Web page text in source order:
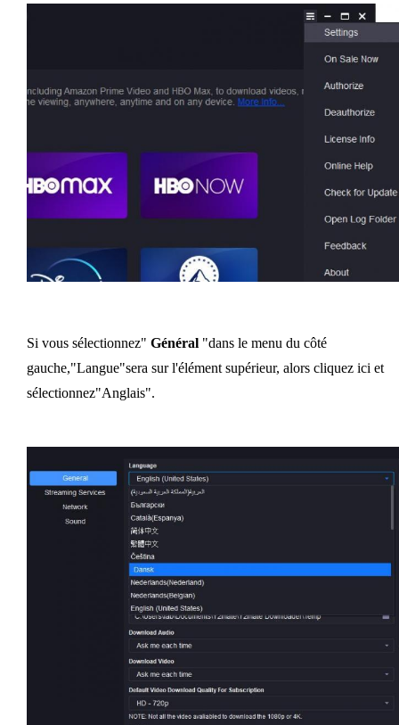
Si vous sélectionnez" Général "dans le menu du côté
gauche,"Langue"sera sur l'élément supérieur, alors cliquez ici et
sélectionnez"Anglais".